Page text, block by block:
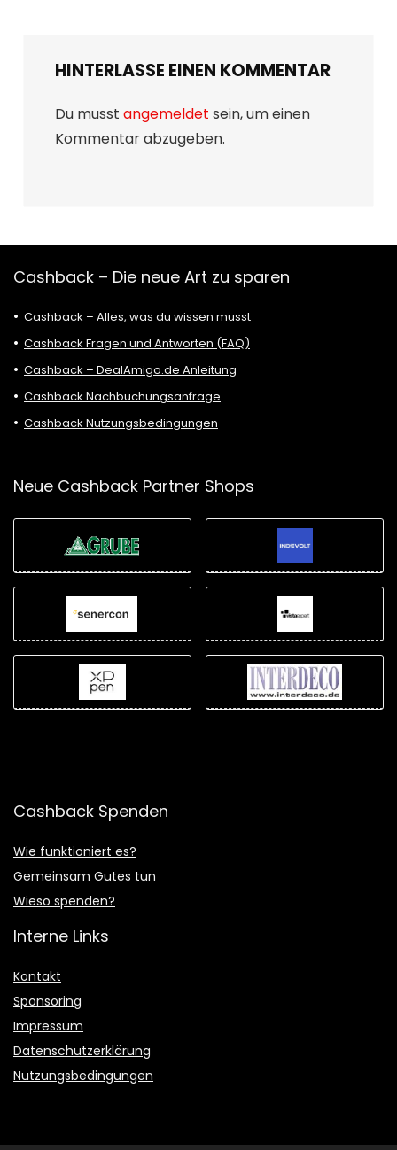
HINTERLASSE EINEN KOMMENTAR
Du musst angemeldet sein, um einen
Kommentar abzugeben.
Cashback – Die neue Art zu sparen
Cashback – Alles, was du wissen musst
Cashback Fragen und Antworten (FAQ)
Cashback – DealAmigo.de Anleitung
Cashback Nachbuchungsanfrage
Cashback Nutzungsbedingungen
Neue Cashback Partner Shops
Cashback Spenden
Wie funktioniert es?
Gemeinsam Gutes tun
Wieso spenden?
Interne Links
Kontakt
Sponsoring
Impressum
Datenschutzerklärung
Nutzungsbedingungen